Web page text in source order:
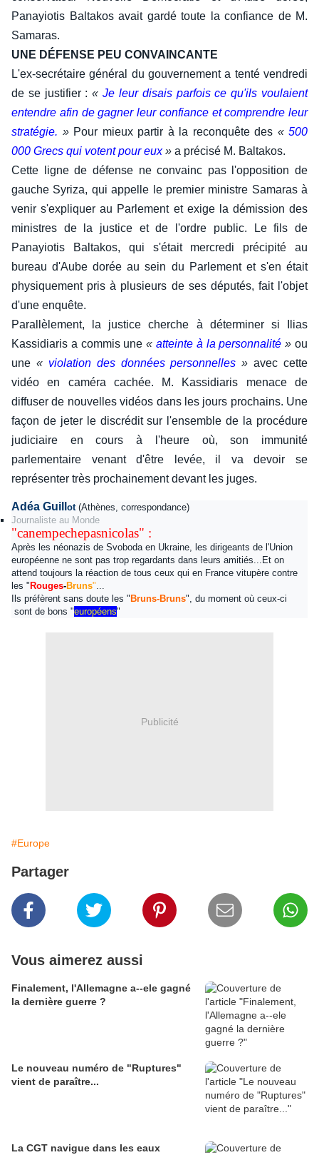
Panayiotis Baltakos avait gardé toute la confiance de M.
Samaras.
UNE DÉFENSE PEU CONVAINCANTE
L'ex-secrétaire général du gouvernement a tenté vendredi
de se justifier :«Je leur disais parfois ce qu'ils voulaient
entendre afin de gagner leur confiance et comprendre leur
stratégie. »Pour mieux partir à la reconquête des « 500
000 Grecs qui votent pour eux» a précisé M. Baltakos.
Cette ligne de défense ne convainc pas l'opposition de
gauche Syriza, qui appelle le premier ministre Samaras à
venir s'expliquer au Parlement et exige la démission des
ministres de la justice et de l'ordre public. Le fils de
Panayiotis Baltakos, qui s'était mercredi précipité au
bureau d'Aube dorée au sein du Parlement et s'en était
physiquement pris à plusieurs de ses députés, fait l'objet
d'une enquête.
Parallèlement, la justice cherche à déterminer si Ilias
Kassidiaris a commis une«atteinte à la personnalité » ou
une « violation des données personnelles » avec cette
vidéo en caméra cachée. M. Kassidiaris menace de
diffuser de nouvelles vidéos dans les jours prochains. Une
façon de jeter le discrédit sur l'ensemble de la procédure
judiciaire en cours à l'heure où, son immunité
parlementaire venant d'être levée, il va devoir se
représenter très prochainement devant les juges.
Adéa Guill ot(Athènes, correspondance)
Journaliste au Monde
"canempechepasnicolas" :
Après les néonazis de Svoboda en Ukraine, les dirigeants de l'Union
européenne ne sont pas trop regardants dans leurs amitiés...Et on
attend toujours la réaction de tous ceux qui en France vitupère contre
les " Rouges-Bruns"...
Ils préfèrent sans doute les " Bruns-Bruns", du moment où ceux-ci
sont de bons "européens"
Publicité
#Europe
Partager
Vous aimerez aussi
Finalement, l'Allemagne a--ele gagné
la dernière guerre ?
Le nouveau numéro de "Ruptures"
vient de paraître...
La CGT navigue dans les eaux